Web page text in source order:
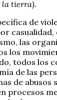
la tierra).
de
casualidad,
las
los
todos los
de las
de abusos
procesos